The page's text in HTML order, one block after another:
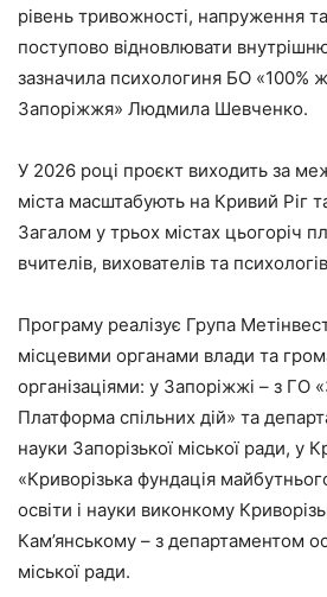
рівень тривожності, напруження
поступово відновлювати
зазначила психологиня БО «100%
Запоріжжя» Людмила Шевченко.
У 2026 році проєкт виходить за
міста масштабують на Кривий Ріг
Загалом у трьох містах цьогоріч
вчителів, вихователів та
Програму реалізує Група
місцевими органами влади та
організаціями: у Запоріжжі – з ГО
Платформа спільних дій» та
науки Запорізької міської ради, у
«Криворізька фундація
освіти і науки виконкому
Кам’янському – з департаментом
міської ради.